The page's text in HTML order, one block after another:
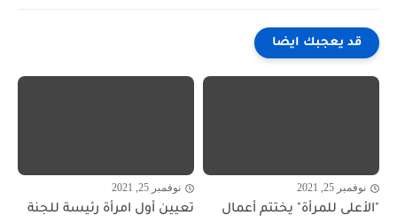
قد يعجبك ايضا
نوفمبر 25, 2021
"الأعلى للمرأة" يختتم أعمال
نوفمبر 25, 2021
تعيين أول امرأة رئيسة للجنة